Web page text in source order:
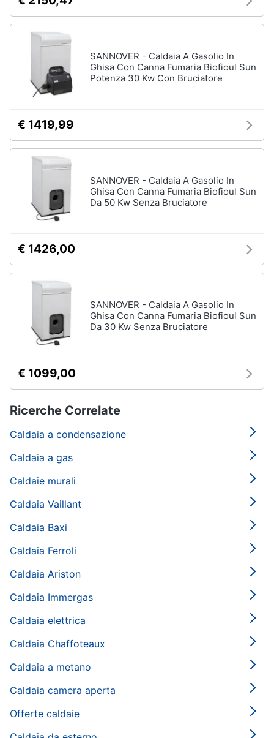
SANNOVER - Caldaia A Gasolio In
Ghisa Con Canna Fumaria Biofioul Sun
Potenza 30 Kw Con Bruciatore
€ 1419,99
SANNOVER - Caldaia A Gasolio In
Ghisa Con Canna Fumaria Biofioul Sun
Da 50 Kw Senza Bruciatore
€ 1426,00
SANNOVER - Caldaia A Gasolio In
Ghisa Con Canna Fumaria Biofioul Sun
Da 30 Kw Senza Bruciatore
€ 1099,00
Ricerche Correlate
Caldaia a condensazione
Caldaia a gas
Caldaie murali
Caldaia Vaillant
Caldaia Baxi
Caldaia Ferroli
Caldaia Ariston
Caldaia Immergas
Caldaia elettrica
Caldaia Chaffoteaux
Caldaia a metano
Caldaia camera aperta
Offerte caldaie